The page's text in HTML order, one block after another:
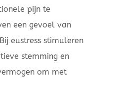
pijn te
een gevoel van
eustress stimuleren
stemming en
om met